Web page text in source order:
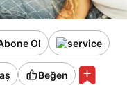
Ol
Beğen